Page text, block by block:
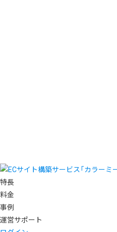
特長
料金
事例
運営サポート